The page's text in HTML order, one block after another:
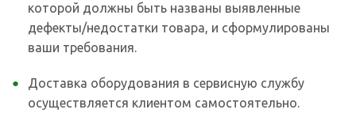
которой должны быть названы выявленные
дефекты/недостатки товара, и сформулированы
ваши требования.
Доставка оборудования в сервисную службу
осуществляется клиентом самостоятельно.